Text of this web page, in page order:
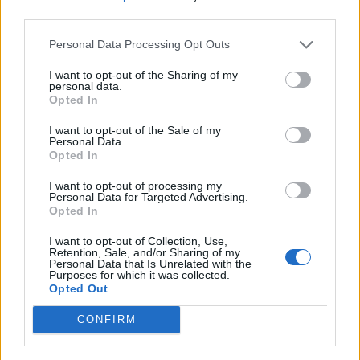
Personal Data Processing Opt Outs
I want to opt-out of the Sharing of my
personal data.
Opted In
I want to opt-out of the Sale of my
Personal Data.
Opted In
I want to opt-out of processing my
Personal Data for Targeted Advertising.
Opted In
I want to opt-out of Collection, Use,
Retention, Sale, and/or Sharing of my
Personal Data that Is Unrelated with the
Purposes for which it was collected.
Opted Out
CONFIRM
Staran luetuimmat
1